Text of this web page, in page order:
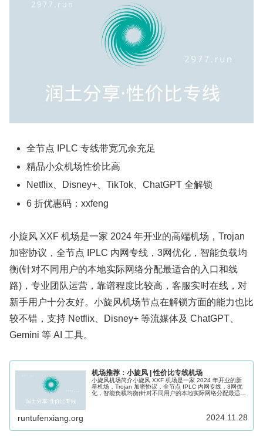
全节点 IPLC 专线带宽冗余充足
精品小众机场性价比高
Netflix、Disney+、TikTok、ChatGPT 全解锁
6 折优惠码：xxfeng
小旋风 XXF 机场是一家 2024 年开业的高端机场，Trojan
加密协议，全节点 IPLC 内网专线，3网优化，智能负载均
衡(针对不同用户的本地实际网络分配最适合的入口和线
路)，专业团队运营，靠谱程度比较高，客服实时在线，对
新手用户十分友好。小旋风机场节点在解锁方面的能力也比
较不错，支持 Netflix、Disney+ 等流媒体及 ChatGPT、
Gemini 等 AI 工具。
机场推荐：小旋风 | 性价比专线机场
小旋风机场简介小旋风 XXF 机场是一家 2024 年开业的新
星机场，Trojan 加密协议，全节点 IPLC 内网专线，3网优
化，智能负载均衡(针对不同用户的本地实际网络分配最适合
runtufenxiang.org 2024.11.28